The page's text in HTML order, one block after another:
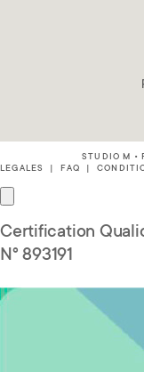
STUDIO M •
LEGALES
FAQ
Certification
N° 893191